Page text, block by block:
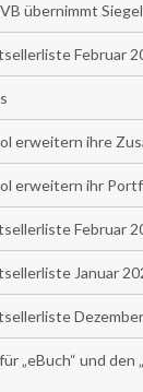
übernimmt
Februar
erweitern ihre
erweitern ihr
Februar
Januar
„eBuch“ und den